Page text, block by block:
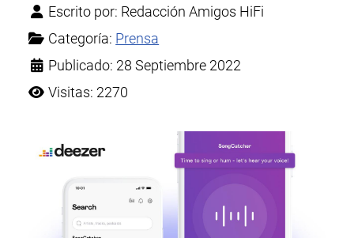
Escrito por: Redacción Amigos HiFi
Categoría: Prensa
Publicado: 28 Septiembre 2022
Visitas: 2270